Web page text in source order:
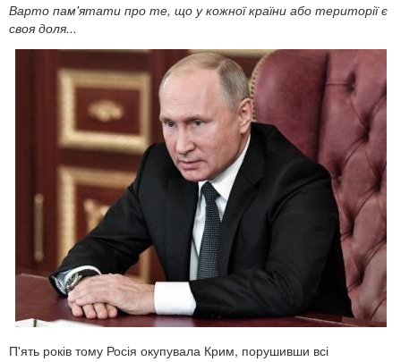
Варто пам'ятати про те, що у кожної країни або території є
своя доля...
П'ять років тому Росія окупувала Крим, порушивши всі